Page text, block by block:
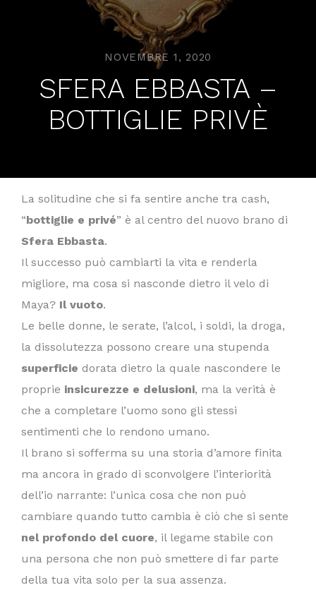
NOVEMBRE 1, 2020
SFERA EBBASTA –
BOTTIGLIE PRIVÈ
La solitudine che si fa sentire anche tra cash,
“bottiglie e privé” è al centro del nuovo brano di
Sfera Ebbasta.
Il successo può cambiarti la vita e renderla
migliore, ma cosa si nasconde dietro il velo di
Maya? Il vuoto.
Le belle donne, le serate, l’alcol, i soldi, la droga,
la dissolutezza possono creare una stupenda
superficie dorata dietro la quale nascondere le
proprie insicurezze e delusioni, ma la verità è
che a completare l’uomo sono gli stessi
sentimenti che lo rendono umano.
Il brano si sofferma su una storia d’amore finita
ma ancora in grado di sconvolgere l’interiorità
dell’io narrante: l’unica cosa che non può
cambiare quando tutto cambia è ciò che si sente
nel profondo del cuore, il legame stabile con
una persona che non può smettere di far parte
della tua vita solo per la sua assenza.